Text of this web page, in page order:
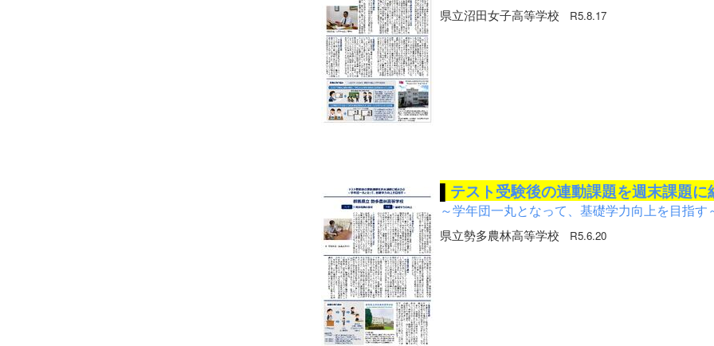
県立沼田女子高等学校 R5.8.17
▌ テスト受験後の連動課題を週末課題に
～学年団一丸となって、基礎学力向上を目指す
県立勢多農林高等学校 R5.6.20